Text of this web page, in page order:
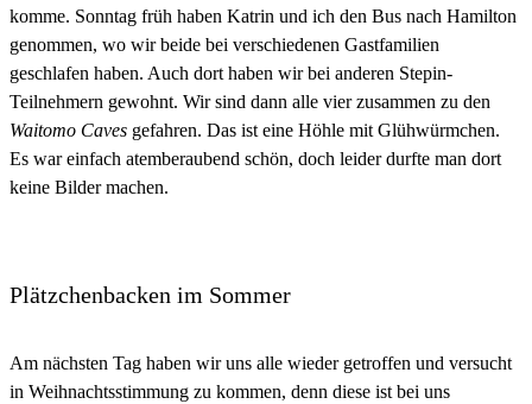
komme. Sonntag früh haben Katrin und ich den Bus nach Hamilton
genommen, wo wir beide bei verschiedenen Gastfamilien
geschlafen haben. Auch dort haben wir bei anderen Stepin-
Teilnehmern gewohnt. Wir sind dann alle vier zusammen zu den
Waitomo Caves gefahren. Das ist eine Höhle mit Glühwürmchen.
Es war einfach atemberaubend schön, doch leider durfte man dort
keine Bilder machen.
Plätzchenbacken im Sommer
Am nächsten Tag haben wir uns alle wieder getroffen und versucht
in Weihnachtsstimmung zu kommen, denn diese ist bei uns